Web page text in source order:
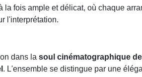
fois ample et délicat, où chaque
l'interprétation.
dans la soul cinématographique
. L'ensemble se distingue par une